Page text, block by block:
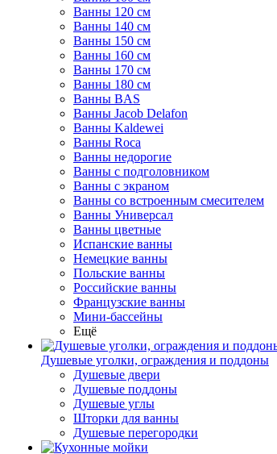
Ванны 120 см
Ванны 140 см
Ванны 150 см
Ванны 160 см
Ванны 170 см
Ванны 180 см
Ванны BAS
Ванны Jacob Delafon
Ванны Kaldewei
Ванны Roca
Ванны недорогие
Ванны с подголовником
Ванны с экраном
Ванны со встроенным смесителем
Ванны Универсал
Ванны цветные
Испанские ванны
Немецкие ванны
Польские ванны
Российские ванны
Французские ванны
Мини-бассейны
Ещё
Душевые уголки, ограждения и поддоны
Душевые двери
Душевые поддоны
Душевые углы
Шторки для ванны
Душевые перегородки